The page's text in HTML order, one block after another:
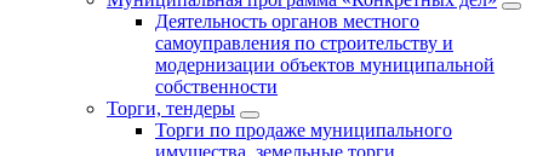
Деятельность органов местного
самоуправления по строительству и
модернизации объектов муниципальной
собственности
Торги, тендеры
Торги по продаже муниципального
имущества, земельные торги